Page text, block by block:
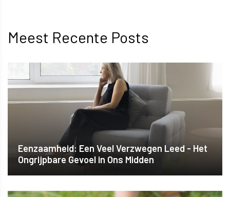
Meest Recente Posts
Eenzaamheid: Een Veel Verzwegen Leed - Het
Ongrijpbare Gevoel in Ons Midden